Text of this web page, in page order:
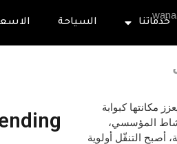
خدماتنا السياحة
مكانتها كبوابة
المؤسسي،
أصبح التنقّل أولوية